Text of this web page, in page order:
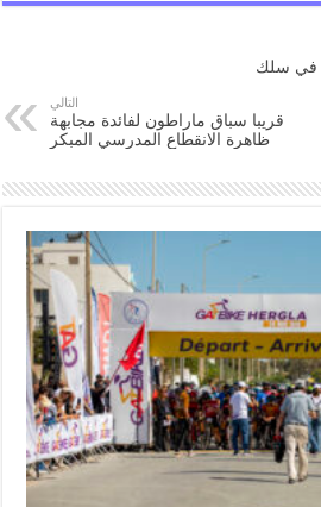
في سلك
التالي
قريبا سباق ماراطون لفائدة مجابهة
ظاهرة الانقطاع المدرسي المبكر